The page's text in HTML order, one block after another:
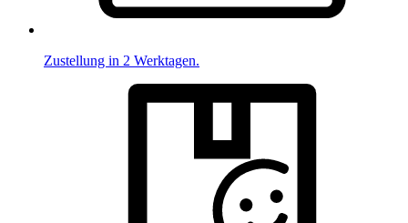
Zustellung in 2 Werktagen.